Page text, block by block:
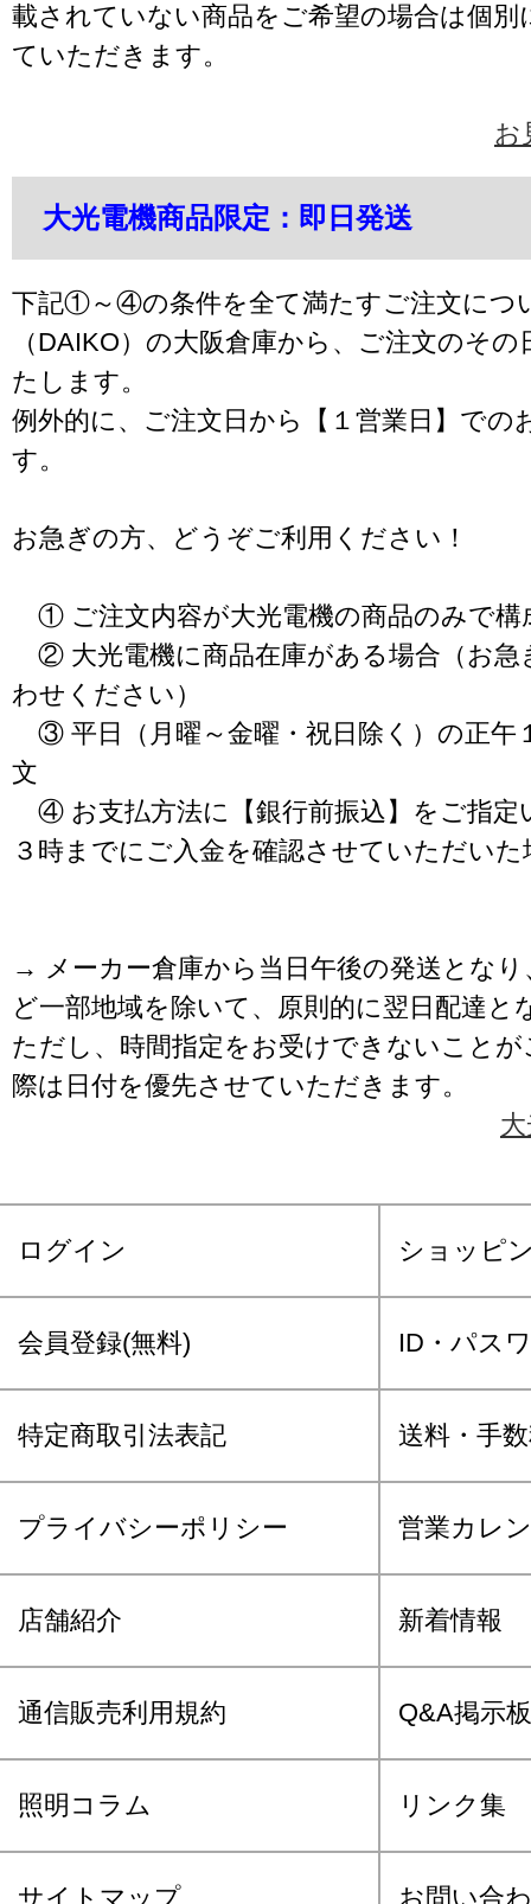
載されていない商品をご希望の場合は個別
ていただきます。
お
大光電機商品限定：即日発送
下記①～④の条件を全て満たすご注文につ
（DAIKO）の大阪倉庫から、ご注文のそ
たします。
例外的に、ご注文日から【１営業日】での
す。
お急ぎの方、どうぞご利用ください！
① ご注文内容が大光電機の商品のみで構
② 大光電機に商品在庫がある場合（お急
わせください）
③ 平日（月曜～金曜・祝日除く）の正午
文
④ お支払方法に【銀行前振込】をご指定
３時までにご入金を確認させていただいた
→ メーカー倉庫から当日午後の発送となり
ど一部地域を除いて、原則的に翌日配達と
ただし、時間指定をお受けできないこと
際は日付を優先させていただきます。
ログイン ショッピ
会員登録(無料) ID・パス
特定商取引法表記 送料・手
プライバシーポリシー 営業カレ
店舗紹介 新着情報
通信販売利用規約 Q&A掲示板
照明コラム リンク集
サイトマップ お問い合